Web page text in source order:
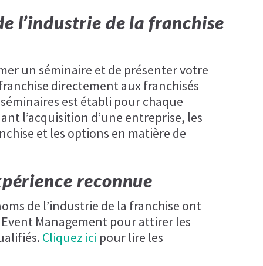
l’industrie de la franchise
un séminaire et de présenter votre
directement aux franchisés
est établi pour chaque
l’acquisition d’une entreprise, les
et les options en matière de
reconnue
de l’industrie de la franchise ont
Management pour attirer les
Cliquez ici pour lire les